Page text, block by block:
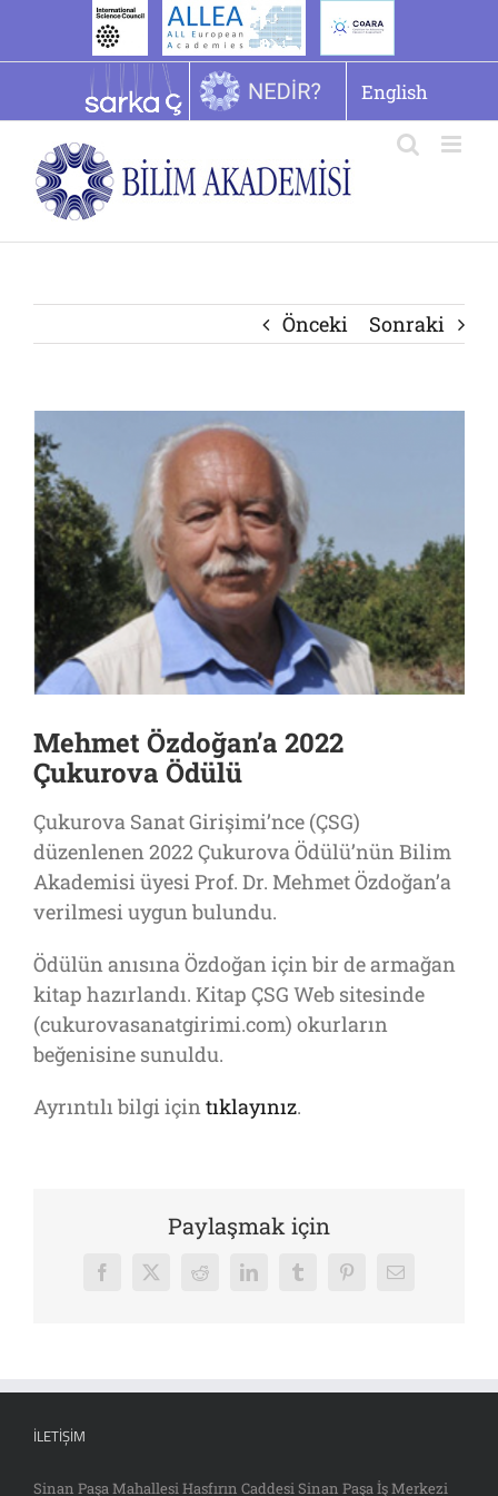
English
Önceki Sonraki
Mehmet Özdoğan’a 2022
Çukurova Ödülü
Çukurova Sanat Girişimi’nce (ÇSG)
düzenlenen 2022 Çukurova Ödülü’nün Bilim
Akademisi üyesi Prof. Dr. Mehmet Özdoğan’a
verilmesi uygun bulundu.
Ödülün anısına Özdoğan için bir de armağan
kitap hazırlandı. Kitap ÇSG Web sitesinde
(cukurovasanatgirimi.com) okurların
beğenisine sunuldu.
Ayrıntılı bilgi için tıklayınız.
Paylaşmak için
Facebook
X Reddit LinkedInTumblrPinterest
E-
İLETIŞIM
Sinan Paşa Mahallesi Hasfırın Caddesi Sinan Paşa İş Merkezi